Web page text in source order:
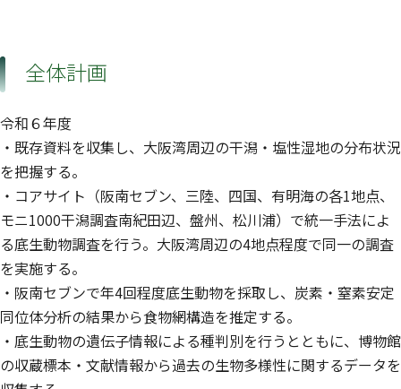
全体計画
令和６年度
・既存資料を収集し、大阪湾周辺の干潟・塩性湿地の分布状況
を把握する。
・コアサイト（阪南セブン、三陸、四国、有明海の各1地点、
モニ1000干潟調査南紀田辺、盤州、松川浦）で統一手法によ
る底生動物調査を行う。大阪湾周辺の4地点程度で同一の調査
を実施する。
・阪南セブンで年4回程度底生動物を採取し、炭素・窒素安定
同位体分析の結果から食物網構造を推定する。
・底生動物の遺伝子情報による種判別を行うとともに、博物館
の収蔵標本・文献情報から過去の生物多様性に関するデータを